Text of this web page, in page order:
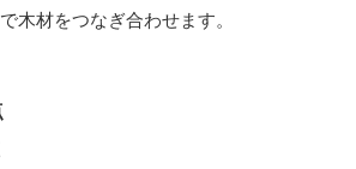
木材をつなぎ合わせます。